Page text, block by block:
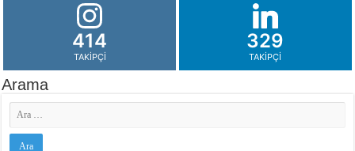
414
TAKIPÇI
329
TAKIPÇI
Arama